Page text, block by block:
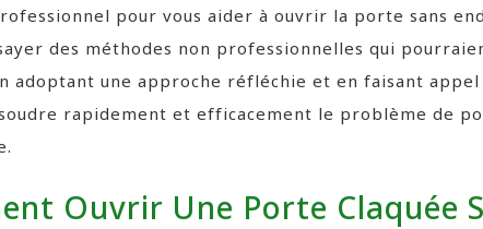
pour vous aider à ouvrir la porte sans
des méthodes non professionnelles qui
adoptant une approche réfléchie et en faisant appel
rapidement et efficacement le problème de
Ouvrir Une Porte Claquée